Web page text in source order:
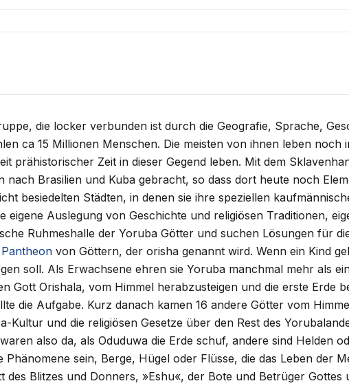
die locker verbunden ist durch die Geografie, Sprache,
ca 15 Millionen Menschen. Die meisten von ihnen leben noch
prähistorischer Zeit in dieser Gegend leben. Mit dem
Brasilien und Kuba gebracht, so dass dort heute noch
besiedelten Städten, in denen sie ihre speziellen
eigene Auslegung von Geschichte und religiösen Traditionen,
Ruhmeshalle der Yoruba Götter und suchen Lösungen für
Pantheon von Göttern, der orisha genannt wird. Wenn ein Kind
soll. Als Erwachsene ehren sie Yoruba manchmal mehr als
Gott Orishala, vom Himmel herabzusteigen und die erste Erde
die Aufgabe. Kurz danach kamen 16 andere Götter vom
Kultur und die religiösen Gesetze über den Rest des
also da, als Oduduwa die Erde schuf, andere sind Helden
sein, Berge, Hügel oder Flüsse, die das Leben der
Blitzes und Donners, »Eshu«, der Bote und Betrüger Gottes